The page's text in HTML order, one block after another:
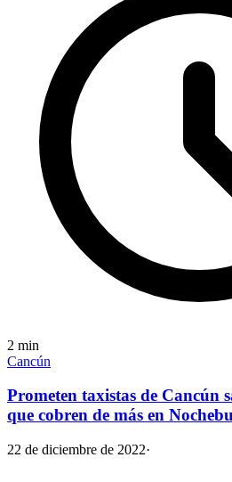
2 min
Cancún
Prometen taxistas de Cancún
que cobren de más en
22 de diciembre de 2022·